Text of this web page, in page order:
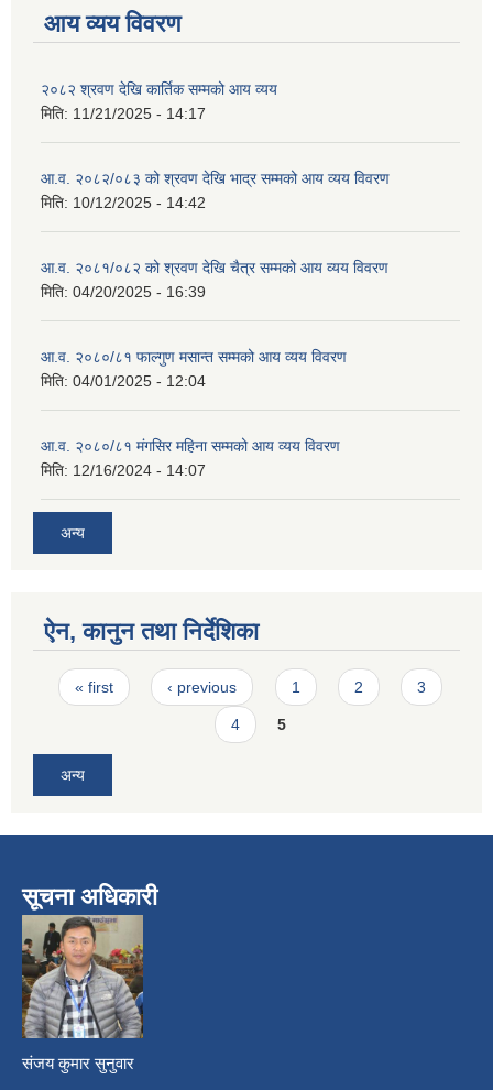
आय व्यय विवरण
२०८२ श्रवण देखि कार्तिक सम्मको आय व्यय
मिति: 11/21/2025 - 14:17
आ.व. २०८२/०८३ को श्रवण देखि भाद्र सम्मको आय व्यय विवरण
मिति: 10/12/2025 - 14:42
आ.व. २०८१/०८२ को श्रवण देखि चैत्र सम्मको आय व्यय विवरण
मिति: 04/20/2025 - 16:39
आ.व. २०८०/८१ फाल्गुण मसान्त सम्मको आय व्यय विवरण
मिति: 04/01/2025 - 12:04
आ.व. २०८०/८१ मंगसिर महिना सम्मको आय व्यय विवरण
मिति: 12/16/2024 - 14:07
अन्य
ऐन, कानुन तथा निर्देशिका
Pages
« first ‹ previous 1 2 3
4 5
अन्य
सूचना अधिकारी
संजय कुमार सुनुवार